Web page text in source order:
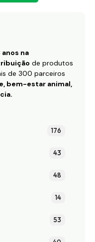
anos na
de produtos
de 300 parceiros
bem-estar animal,
176
43
48
14
53